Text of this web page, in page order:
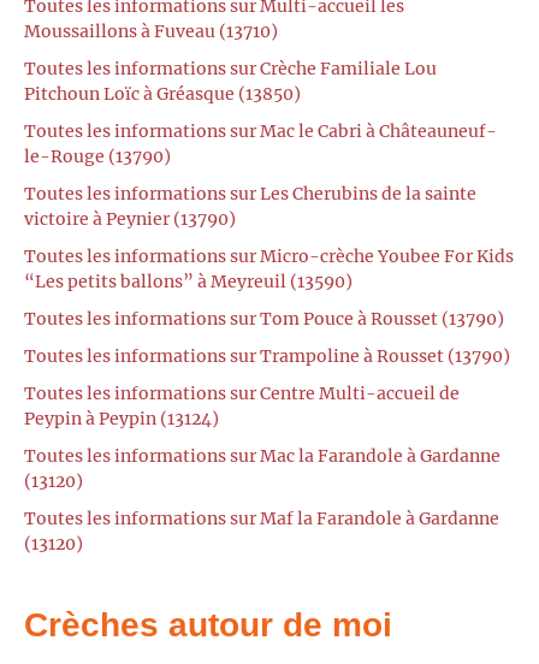
Toutes les informations sur Multi-accueil les
Moussaillons à Fuveau (13710)
Toutes les informations sur Crèche Familiale Lou
Pitchoun Loïc à Gréasque (13850)
Toutes les informations sur Mac le Cabri à Châteauneuf-
le-Rouge (13790)
Toutes les informations sur Les Cherubins de la sainte
victoire à Peynier (13790)
Toutes les informations sur Micro-crèche Youbee For Kids
“Les petits ballons” à Meyreuil (13590)
Toutes les informations sur Tom Pouce à Rousset (13790)
Toutes les informations sur Trampoline à Rousset (13790)
Toutes les informations sur Centre Multi-accueil de
Peypin à Peypin (13124)
Toutes les informations sur Mac la Farandole à Gardanne
(13120)
Toutes les informations sur Maf la Farandole à Gardanne
(13120)
Crèches autour de moi